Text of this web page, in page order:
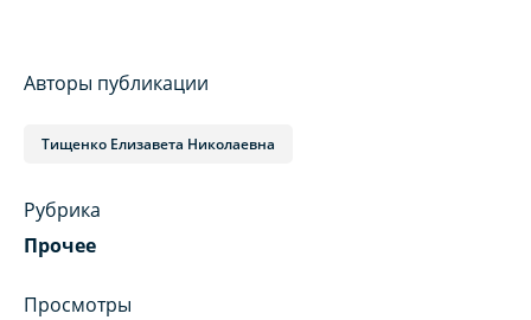
Авторы публикации
Тищенко Елизавета Николаевна
Рубрика
Прочее
Просмотры